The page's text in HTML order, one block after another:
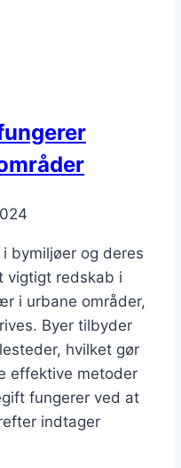
bymiljøer og deres
vigtigt redskab i
i urbane områder,
Byer tilbyder
hvilket gør
effektive metoder
fungerer ved at
indtager